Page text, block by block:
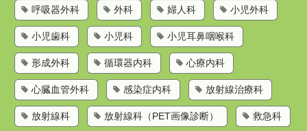
呼吸器外科 外科 婦人科 小児外科
小児歯科 小児科 小児耳鼻咽喉科
形成外科 循環器内科 心療内科
心臓血管外科 感染症内科 放射線治療科
放射線科 放射線科（PET画像診断） 救急科